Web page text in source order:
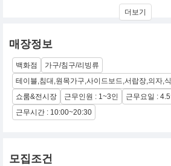
다. 국내 로컬 자체 제작소에서 직접 제작
라는 공간이 보다 머물고 싶은 곳으로 여겨
다.
더보기
매장정보
백화점
가구/침구/리빙류
테이블,침대,원목가구,사이드보드,서랍장,의자,
쇼룸&전시장
근무인원 : 1~3인
근무요일 :
근무시간 : 10:00~20:30
모집조건